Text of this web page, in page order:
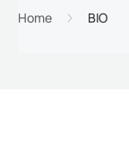
Home BIO